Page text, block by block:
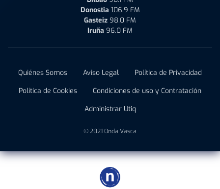
Donostia 106.9 FM
Gasteiz 98.0 FM
Iruña 96.0 FM
Quiénes Somos Aviso Legal
Política de Privacidad
Política de Cookies
Condiciones de uso y Contratación
Administrar Utiq
© 2021 Onda Vasca